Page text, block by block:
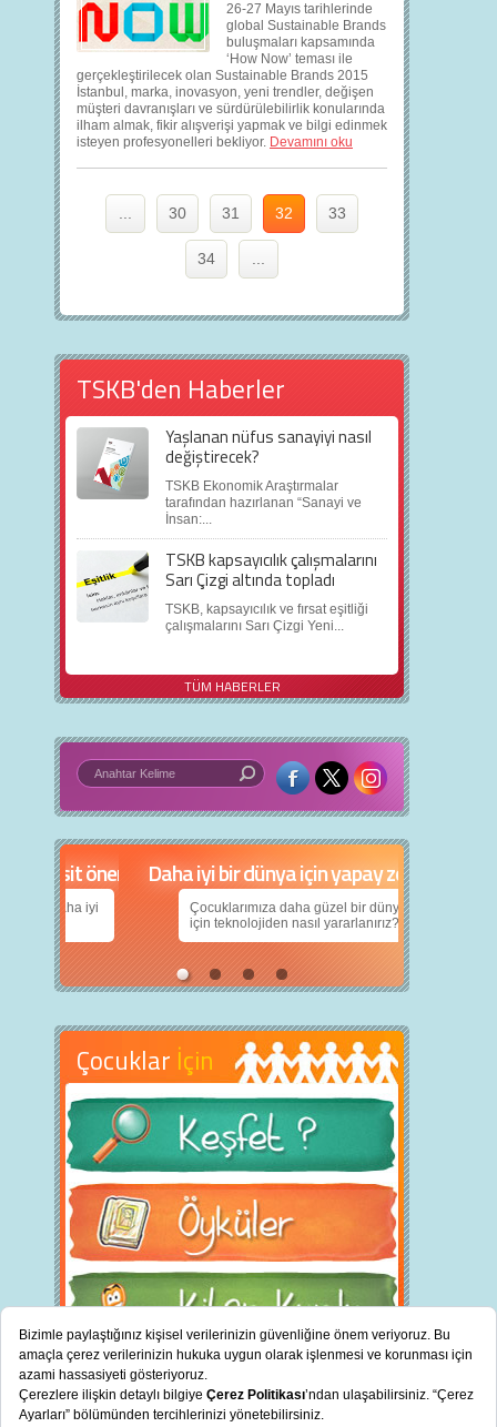
26-27 Mayıs tarihlerinde
global Sustainable Brands
buluşmaları kapsamında
‘How Now’ teması ile
gerçekleştirilecek olan Sustainable Brands 2015
İstanbul, marka, inovasyon, yeni trendler, değişen
müşteri davranışları ve sürdürülebilirlik konularında
ilham almak, fikir alışverişi yapmak ve bilgi edinmek
isteyen profesyonelleri bekliyor. Devamını oku
30 31 32 33
34
TSKB'den Haberler
Yaşlanan nüfus sanayiyi nasıl
değiştirecek?
TSKB Ekonomik Araştırmalar
tarafından hazırlanan “Sanayi ve
İnsan:...
TSKB kapsayıcılık çalışmalarını
Sarı Çizgi altında topladı
TSKB, kapsayıcılık ve fırsat eşitliği
çalışmalarını Sarı Çizgi Yeni...
TÜM HABERLER
5 basit öneri
daha iyi
Daha iyi bir dünya için yapay zekâ
Çocuklarımıza daha güzel bir dünya bırakabilmek
için teknolojiden nasıl yararlanırız?
Çocuklar İçin